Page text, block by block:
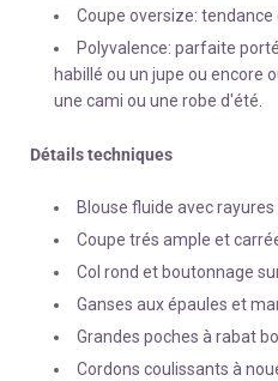
Coupe oversize:
Polyvalence: parfaite
habillé ou un jupe ou encore
une cami ou une robe d'été.
Détails techniques
Blouse fluide avec
Coupe trés ample et
Col rond et boutonnage
Ganses aux épaules et
Grandes poches à rabat
Cordons coulissants à